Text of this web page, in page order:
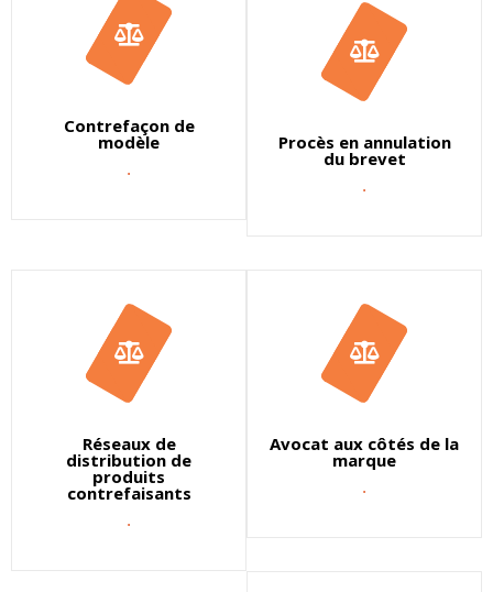
Contrefaçon de
modèle
.
Procès en annulation
du brevet
.
Réseaux de
distribution de
produits
contrefaisants
.
Avocat aux côtés de la
marque
.